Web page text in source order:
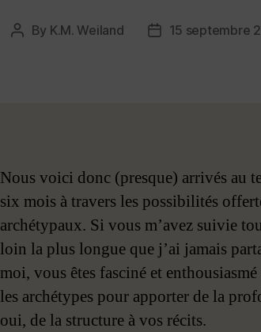
Post
By K.M. Weiland
Post15 septembre
Nous voici donc (presque) arrivés au
six mois à travers les possibilités
archétypaux. Si vous m’avez suivie
loin la plus longue que j’ai jamais
moi, vous êtes fasciné et
les archétypes pour apporter de la
oui, de la structure à vos récits.